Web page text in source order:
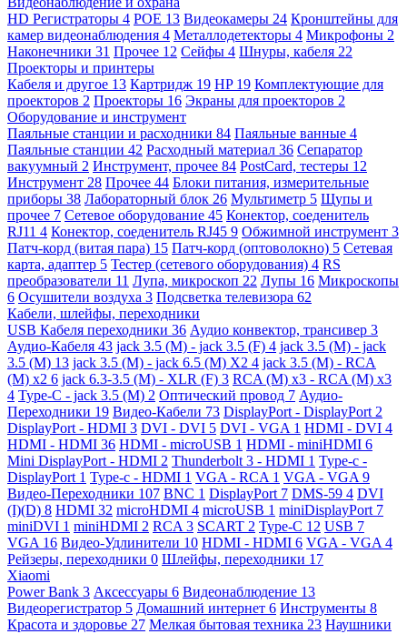
HD Регистраторы 4 POE 13 Видеокамеры 24 Кронштейны для
камер видеонаблюдения 4 Металлодетекторы 4 Микрофоны 2
Наконечники 31 Прочее 12 Сейфы 4 Шнуры, кабеля 22
Проекторы и принтеры
Кабеля и другое 13 Картридж 19 HP 19 Комплектующие для
проекторов 2 Проекторы 16 Экраны для проекторов 2
Оборудование и инструмент
Паяльные станции и расходники 84 Паяльные ванные 4
Паяльные станции 42 Расходный материал 36 Сепаратор
вакуумный 2 Инструмент, прочее 84 PostCard, тестеры 12
Инструмент 28 Прочее 44 Блоки питания, измерительные
приборы 38 Лабораторный блок 26 Мультиметр 5 Щупы и
прочее 7 Сетевое оборудование 45 Конектор, соеденитель
RJ11 4 Конектор, соеденитель RJ45 9 Обжимной инструмент 3
Патч-корд (витая пара) 15 Патч-корд (оптоволокно) 5 Сетевая
карта, адаптер 5 Тестер (сетевого оборудования) 4 RS
преобразователи 11 Лупа, микроскоп 22 Лупы 16 Микроскопы
6 Осушители воздуха 3 Подсветка телевизора 62
Кабели, шлейфы, переходники
USB Кабеля переходники 36 Аудио конвектор, трансивер 3
Аудио-Кабеля 43 jack 3.5 (M) - jack 3.5 (F) 4 jack 3.5 (M) - jack
3.5 (M) 13 jack 3.5 (M) - jack 6.5 (M) X2 4 jack 3.5 (M) - RCA
(M) x2 6 jack 6.3-3.5 (M) - XLR (F) 3 RCA (M) x3 - RCA (M) x3
4 Type-C - jack 3.5 (M) 2 Оптический провод 7 Аудио-
Переходники 19 Видео-Кабели 73 DisplayPort - DisplayPort 2
DisplayPort - HDMI 3 DVI - DVI 5 DVI - VGA 1 HDMI - DVI 4
HDMI - HDMI 36 HDMI - microUSB 1 HDMI - miniHDMI 6
Mini DisplayPort - HDMI 2 Thunderbolt 3 - HDMI 1 Type-c -
DisplayPort 1 Type-c - HDMI 1 VGA - RCA 1 VGA - VGA 9
Видео-Переходники 107 BNC 1 DisplayPort 7 DMS-59 4 DVI
(I)(D) 8 HDMI 32 microHDMI 4 microUSB 1 miniDisplayPort 7
miniDVI 1 miniHDMI 2 RCA 3 SCART 2 Type-C 12 USB 7
VGA 16 Видео-Удлинители 10 HDMI - HDMI 6 VGA - VGA 4
Рейзеры, переходники 0 Шлейфы, переходники 17
Xiaomi
Power Bank 3 Аксессуары 6 Видеонаблюдение 13
Видеорегистратор 5 Домашний интернет 6 Инструменты 8
Красота и здоровье 27 Мелкая бытовая техника 23 Наушники